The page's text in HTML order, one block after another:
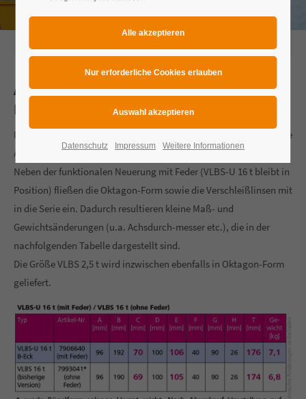
Lost your password?
Support
Lorem ipsum dolor sit amet:
24h/ 365days
We offer support for our customers
Mon - Fri 8:00am - 5:00pm
(GMT +1)
Get in touch
376-293 City Road, Suite 600
San Francisco, CA 94102
Have any questions?
+44 1234 567 890
Auffallend anders – Die neuesten
Innovationen - VLBS- U 16 t
Im Herbst 2017 wird der schweißbare Lastbock VLBS 16 t durch die
Ausführung VLBS-U 16 t (mit Feder) ergänzt.
Neben der funktionalen Neuerung mit Feder (VLBS-U 16 t bleibt in
Position) fließen die Oktagon-Form sowie die Verschleißlinsen mit
in die Serie ein. Dadurch resultieren kleine Maß- und
Gewichtsänderungen (u.a. Achsdurch-messer etc.), die in der
nachfolgenden Tabelle dargestellt sind.
Die Größe VLBS 2,5 t wird inzwischen ebenfalls in Oktagon-Form
geliefert.
Datenschutz Impressum Weitere Informationen